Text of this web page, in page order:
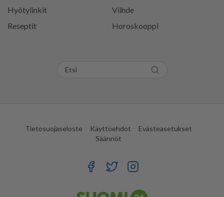
Hyötylinkit
Viihde
Reseptit
Horoskooppi
Tietosuojaseloste Käyttöehdot
Evästeasetukset
Säännöt